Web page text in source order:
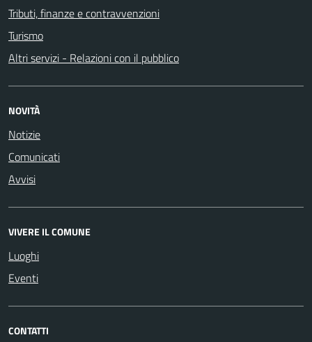
Tributi, finanze e contravvenzioni
Turismo
Altri servizi - Relazioni con il pubblico
NOVITÀ
Notizie
Comunicati
Avvisi
VIVERE IL COMUNE
Luoghi
Eventi
CONTATTI